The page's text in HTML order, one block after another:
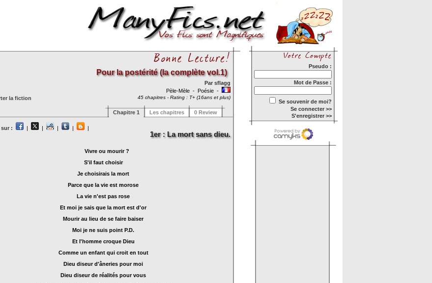
Pour la postérité (la complète vol.1)
Par sflagg
Pèle-Mèle - Poésie -
45 chapitres - Rating : T+ (16ans et plus)
la fiction
Chapitre 1 Les chapitres 0 Review
sur : | | | | |
1er : La mort sans dieu.
Vivre ou mourir ?
S'il faut choisir
Je choisirais la mort
Parce que la vie est morose
La vie n'est pas rose
Et moi je sais que la mort est d'or
Mourir au lieu de se faire baiser
Moi je ne suis point P.D.
Et l'homme croque Dieu
Comme un enfant qui croit en tout
Dieu diseur d'âneries pour moi
Dieu diseur de réalités pour vous
Pseudo :
Mot de Passe :
Se souvenir de moi?
Se connecter >>
S'enregistrer >>